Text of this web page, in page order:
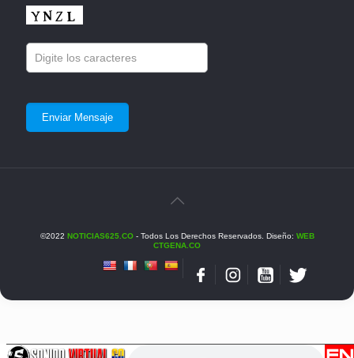
©2022 NOTICIAS625.CO- Todos Los Derechos Reservados. Diseño: WEB
CTGENA.CO